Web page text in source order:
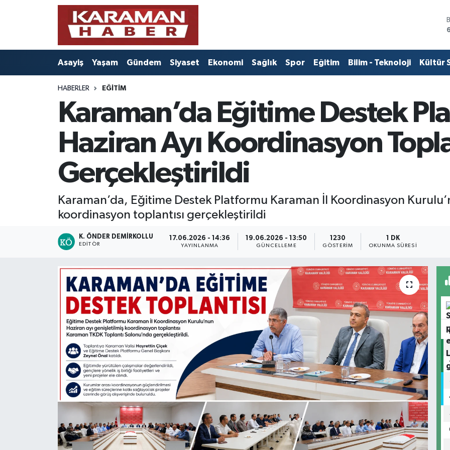
Asayiş Yaşam Gündem Siyaset Ekonomi Sağlık Spor Eğitim Bilim - Teknoloji Kültür
HABERLER EĞITIM
Karaman’da Eğitime Destek
Haziran Ayı Koordinasyon
Gerçekleştirildi
Karaman’da, Eğitime Destek Platformu Karaman İl Koordinasyon
koordinasyon toplantısı gerçekleştirildi
K. ÖNDER DEMIRKOLLU
EDITÖR
17.06.2026 - 14:36
YAYINLANMA
19.06.2026 - 13:50
GÜNCELLEME
1230
GÖSTERIM
1 DK
OKUNMA SÜRESI
Bilim - Teknoloji
Foto Galeri
Gündem
Siyaset
Vefat Edenler
Video Galeri
Nöbetçi Eczaneler
Hava Durumu
Karaman Namaz Vakitleri
Trafik Durumu
Süper Lig Puan Durumu ve Fikstür
Tüm Manşetler
Haber Arşivi